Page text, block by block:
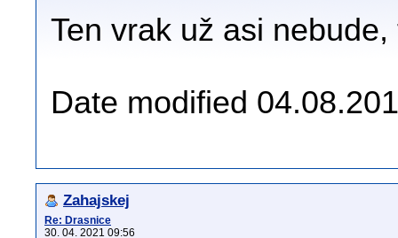
Ten vrak už asi
Date modified
Zahajskej
Re: Drasnice
30. 04. 2021 09:56